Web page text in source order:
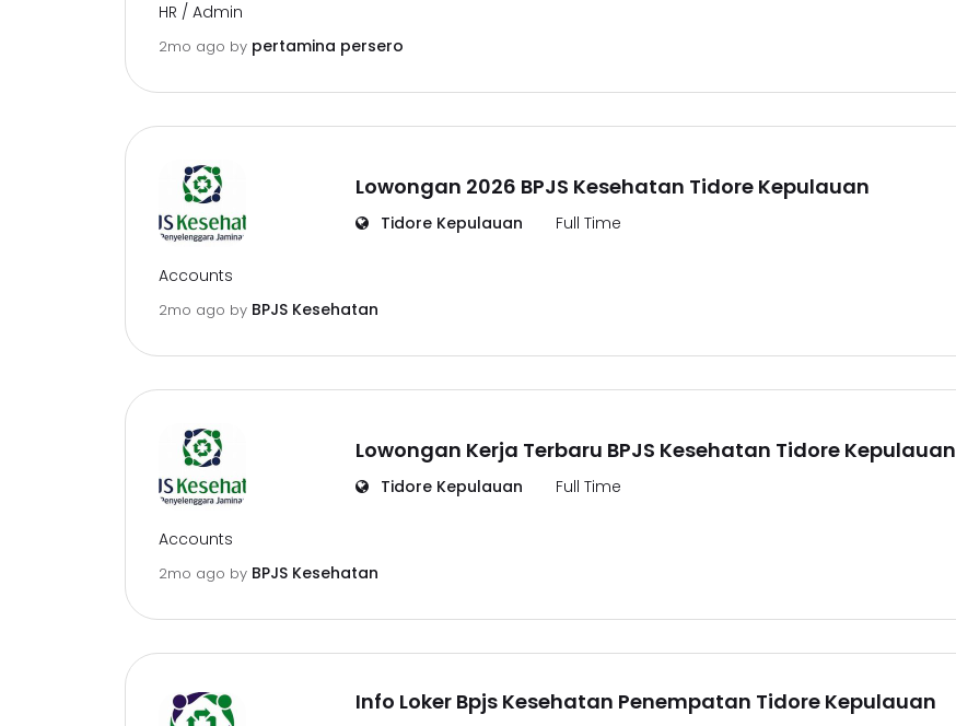
HR / Admin
2mo ago by pertamina persero
Lowongan 2026 BPJS Kesehatan Tidore Kepulauan
Tidore Kepulauan Full Time
Accounts
2mo ago by BPJS Kesehatan
Lowongan Kerja Terbaru BPJS Kesehatan Tidore Kepulauan
Tidore Kepulauan Full Time
Accounts
2mo ago by BPJS Kesehatan
Info Loker Bpjs Kesehatan Penempatan Tidore Kepulauan